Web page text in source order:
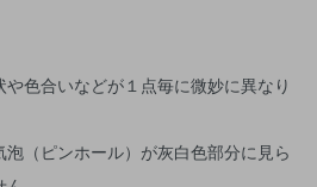
色合いなどが１点毎に微妙に異なり
（ピンホール）が灰白色部分に見ら